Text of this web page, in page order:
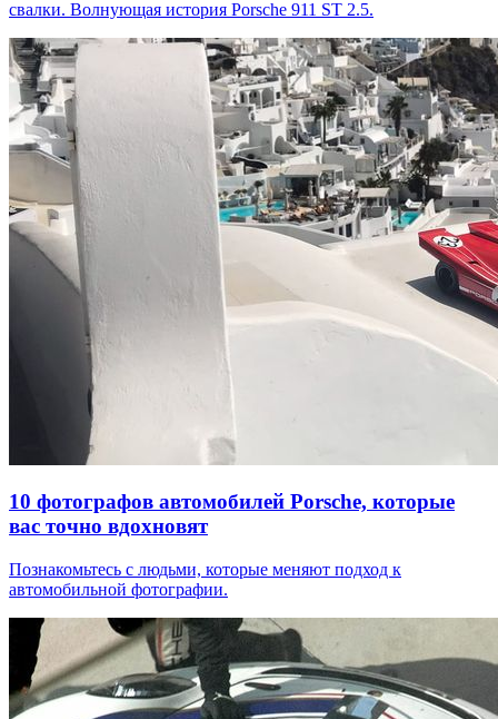
свалки. Волнующая история Porsche 911 ST 2.5.
10 фотографов автомобилей Porsche, которые
вас точно вдохновят
Познакомьтесь с людьми, которые меняют подход к
автомобильной фотографии.